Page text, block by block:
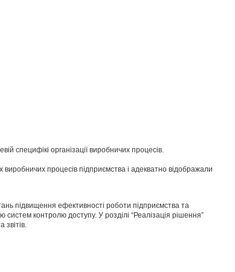
специфікі організації виробничих процесів.
процесів підприємства і адекватно відображали
підвищення ефективності роботи підприємства та
систем контролю доступу. У розділі “Реалізація рішення”
звітів.